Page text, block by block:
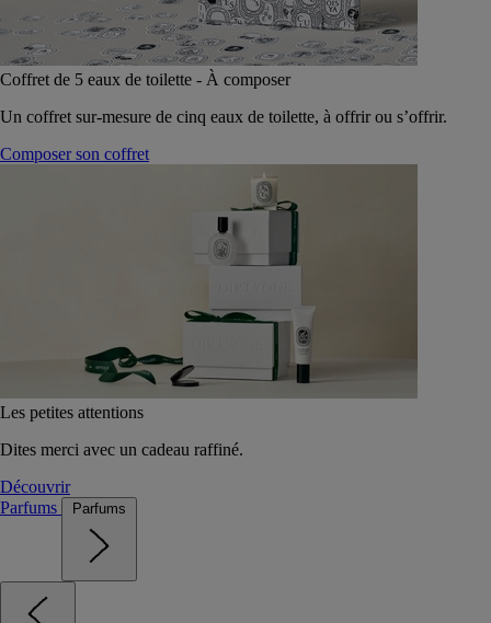
Coffret de 5 eaux de toilette - À composer
Un coffret sur-mesure de cinq eaux de toilette, à offrir ou s’offrir.
Composer son coffret
Les petites attentions
Dites merci avec un cadeau raffiné.
Découvrir
Parfums
Parfums